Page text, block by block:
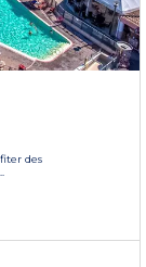
des